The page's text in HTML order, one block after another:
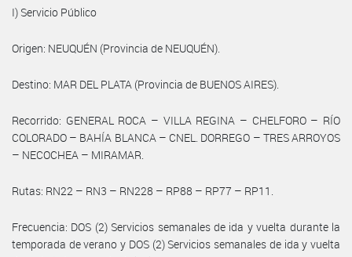
I) Servicio Público
Origen: NEUQUÉN (Provincia de NEUQUÉN).
Destino: MAR DEL PLATA (Provincia de BUENOS AIRES).
Recorrido: GENERAL ROCA – VILLA REGINA – CHELFORO – RÍO
COLORADO – BAHÍA BLANCA – CNEL. DORREGO – TRES ARROYOS
– NECOCHEA – MIRAMAR.
Rutas: RN22 – RN3 – RN228 – RP88 – RP77 – RP11.
Frecuencia: DOS (2) Servicios semanales de ida y vuelta durante la
temporada de verano y DOS (2) Servicios semanales de ida y vuelta